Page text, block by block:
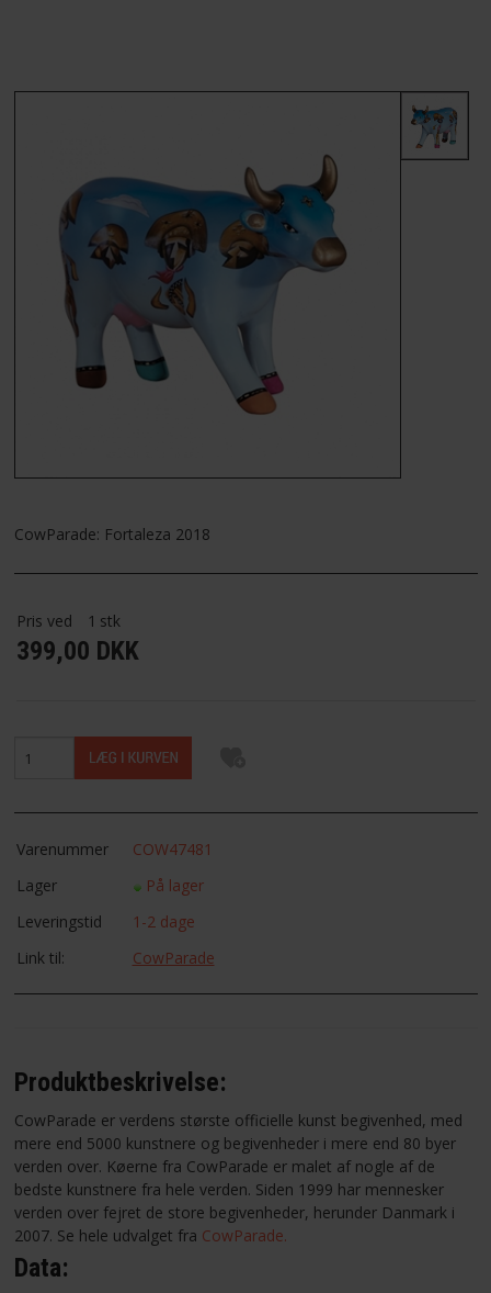
KONTAKT
VILKÅR
PROFIL
NYHEDER
FRAGT
FAVORIT
CowParade: Fortaleza 2018
Pris ved 1 stk
399,00 DKK
Varenummer
COW47481
Lager
På lager
Leveringstid
1-2 dage
Link til:
CowParade
Produktbeskrivelse:
CowParade er verdens største officielle kunst begivenhed, med
mere end 5000 kunstnere og begivenheder i mere end 80 byer
verden over. Køerne fra CowParade er malet af nogle af de
bedste kunstnere fra hele verden. Siden 1999 har mennesker
verden over fejret de store begivenheder, herunder Danmark i
2007. Se hele udvalget fra CowParade.
Data: